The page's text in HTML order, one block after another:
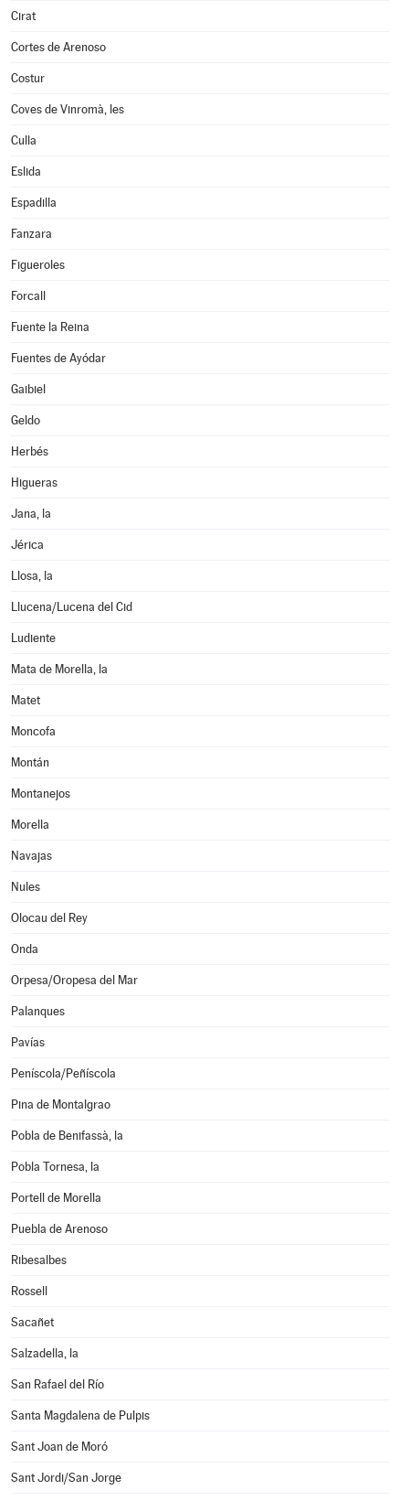
Cirat
Cortes de Arenoso
Costur
Coves de Vinromà, les
Culla
Eslida
Espadilla
Fanzara
Figueroles
Forcall
Fuente la Reina
Fuentes de Ayódar
Gaibiel
Geldo
Herbés
Higueras
Jana, la
Jérica
Llosa, la
Llucena/Lucena del Cid
Ludiente
Mata de Morella, la
Matet
Moncofa
Montán
Montanejos
Morella
Navajas
Nules
Olocau del Rey
Onda
Orpesa/Oropesa del Mar
Palanques
Pavías
Peníscola/Peñíscola
Pina de Montalgrao
Pobla de Benifassà, la
Pobla Tornesa, la
Portell de Morella
Puebla de Arenoso
Ribesalbes
Rossell
Sacañet
Salzadella, la
San Rafael del Río
Santa Magdalena de Pulpis
Sant Joan de Moró
Sant Jordi/San Jorge